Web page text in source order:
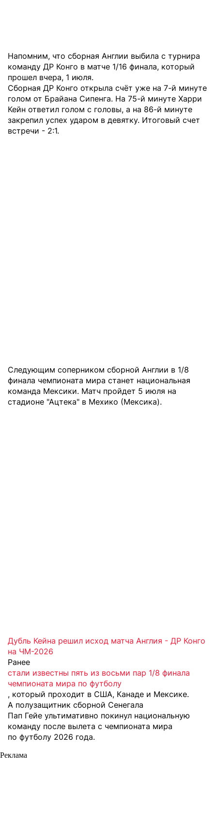
Напомним, что сборная Англии выбила с турнира
команду ДР Конго в матче 1/16 финала, который
прошел вчера, 1 июля.
Сборная ДР Конго открыла счёт уже на 7-й минуте
голом от Брайана Сипенга. На 75-й минуте Харри
Кейн ответил голом с головы, а на 86-й минуте
закрепил успех ударом в девятку. Итоговый счет
встречи - 2:1.
Следующим соперником сборной Англии в 1/8
финала чемпионата мира станет национальная
команда Мексики. Матч пройдет 5 июля на
стадионе "Ацтека" в Мехико (Мексика).
Дубль Кейна решил исход матча Англия - ДР Конго
на ЧМ-2026
Ранее
стали известны пять из восьми пар 1/8 финала
чемпионата мира по футболу
, который проходит в США, Канаде и Мексике.
А полузащитник сборной Сенегала
Пап Гейе ультимативно покинул национальную
команду после вылета с чемпионата мира
по футболу 2026 года.
Реклама